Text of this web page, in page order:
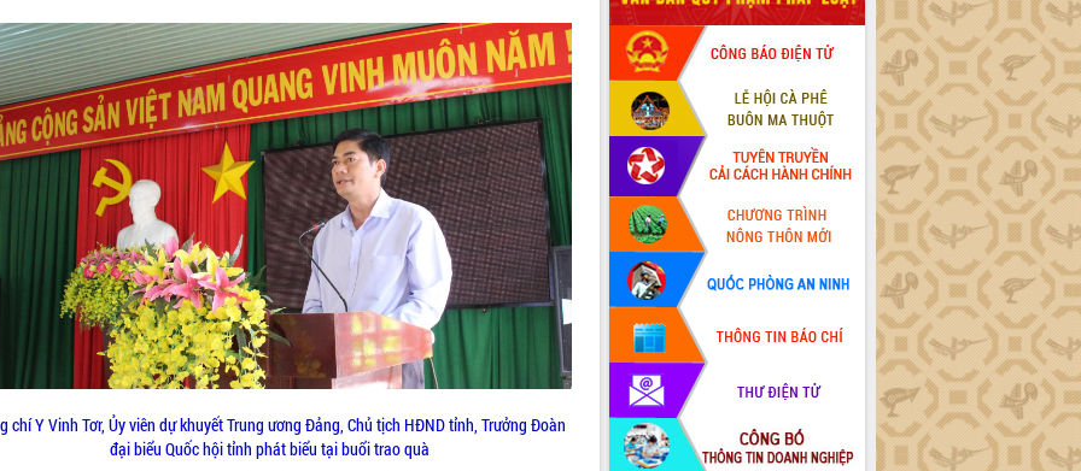
chí Y Vinh Tơr, Ủy viên dự khuyết Trung ương Đảng, Chủ tịch HĐND tỉnh, Trưởng Đoàn
đại biểu Quốc hội tỉnh phát biểu tại buổi trao quà